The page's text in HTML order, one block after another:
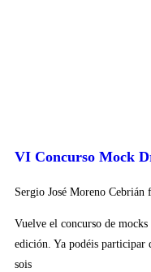
VI Concurso Mock
Sergio José Moreno Cebrián
Vuelve el concurso de mocks
edición. Ya podéis participar
sois